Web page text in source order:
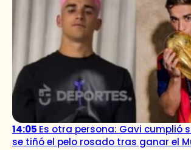
14:05 Es otra persona: Gavi cumplió
se tiñó el pelo rosado tras ganar el